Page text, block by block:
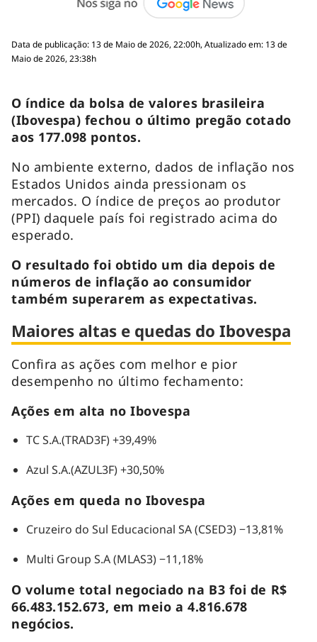
Data de publicação: 13 de Maio de 2026, 22:00h, Atualizado em: 13 de
Maio de 2026, 23:38h
O índice da bolsa de valores brasileira
(Ibovespa) fechou o último pregão cotado
aos 177.098 pontos.
No ambiente externo, dados de inflação nos
Estados Unidos ainda pressionam os
mercados. O índice de preços ao produtor
(PPI) daquele país foi registrado acima do
esperado.
O resultado foi obtido um dia depois de
números de inflação ao consumidor
também superarem as expectativas.
Maiores altas e quedas do Ibovespa
Confira as ações com melhor e pior
desempenho no último fechamento:
Ações em alta no Ibovespa
TC S.A.(TRAD3F) +39,49%
Azul S.A.(AZUL3F) +30,50%
Ações em queda no Ibovespa
Cruzeiro do Sul Educacional SA (CSED3) −13,81%
Multi Group S.A (MLAS3) −11,18%
O volume total negociado na B3 foi de R$
66.483.152.673, em meio a 4.816.678
negócios.